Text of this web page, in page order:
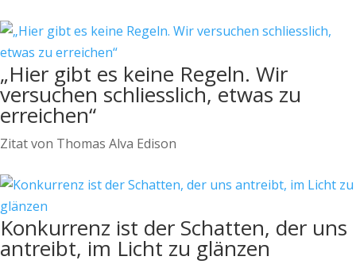
„Hier gibt es keine Regeln. Wir
versuchen schliesslich, etwas zu
erreichen“
Zitat von Thomas Alva Edison
Konkurrenz ist der Schatten, der uns
antreibt, im Licht zu glänzen